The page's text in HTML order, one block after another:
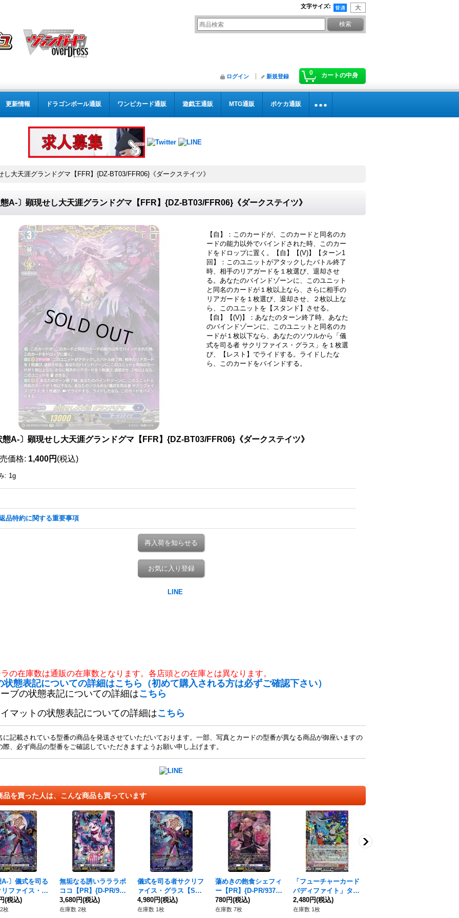
文字サイズ:
0 カートの中身
ログイン 新規登録
更新情報 ドラゴンボール通販 ワンピカード通販 遊戯王通販 MTG通販 ポケカ通販
し大天涯グランドグマ【FFR】{DZ-BT03/FFR06}《ダークステイツ》
A-〕顕現せし大天涯グランドグマ【FFR】{DZ-BT03/FFR06}《ダークステイツ》
【自】：このカードが、このカードと同名のカ
ードの能力以外でバインドされた時、このカー
ドをドロップに置く。【自】【(V)】【ターン1
回】：このユニットがアタックしたバトル終了
時、相手のリアガードを１枚選び、退却させ
る。あなたのバインドゾーンに、このユニット
と同名のカードが１枚以上なら、さらに相手の
リアガードを１枚選び、退却させ、２枚以上な
ら、このユニットを【スタンド】させる。
【自】【(V)】：あなたのターン終了時、あなた
のバインドゾーンに、このユニットと同名のカ
ードが１枚以下なら、あなたのソウルから「儀
式を司る者 サクリファイス・グラス」を１枚選
び、【レスト】でライドする。ライドしたな
ら、このカードをバインドする。
態A-〕顕現せし大天涯グランドグマ【FFR】{DZ-BT03/FFR06}《ダークステイツ》
価格: 1,400円 (税込)
: 1g
品特約に関する重要事項
再入荷を知らせる
お気に入り登録
の在庫数は通販の在庫数となります。各店頭との在庫とは異なります。
状態表記についての詳細はこちら（初めて購入される方は必ずご確認下さい）
ブの状態表記についての詳細はこちら
マットの状態表記についての詳細はこちら
記載されている型番の商品を発送させていただいております。一部、写真とカードの型番が異なる商品が御座いますの
際、必ず商品の型番をご確認していただきますようお願い申し上げます。
品を買った人は、こんな商品も買っています
〕儀式を司る
ファイス・グ
】{DZ-BT0
《ダークス
(税込)
枚
無垢なる誘いラララポ
ココ【PR】{D-PR/93
9}《ダークステイツ》
3,680円(税込)
在庫数 2枚
儀式を司る者サクリフ
ァイス・グラス【SE
C】{DZ-BT03/SEC02}
《ダークステイツ》
4,980円(税込)
在庫数 1枚
蕩めきの飽食シェフィ
ー【PR】{D-PR/937}
《ダークステイツ》
780円(税込)
在庫数 7枚
「フューチャーカード
バディファイト」タス
ク&ジャック【CR】{D
Z-SS04/CR14}《コロ
2,480円(税込)
在庫数 1枚